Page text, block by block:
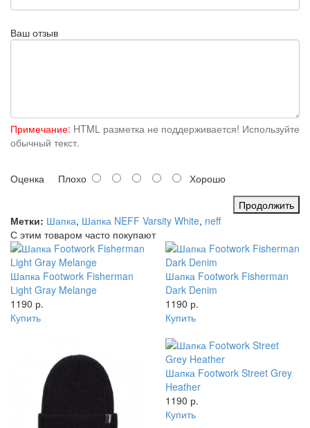
Ваш отзыв
Примечание: HTML разметка не поддерживается! Используйте
обычный текст.
Оценка Плохо
Хорошо
Продолжить
Метки: Шапка, Шапка NEFF Varsity White, neff
С этим товаром часто покупают
Шапка Footwork Fisherman
Light Gray Melange
1190 р.
Купить
Шапка Footwork Fisherman
Dark Denim
1190 р.
Купить
Шапка Footwork Street Grey
Heather
1190 р.
Купить